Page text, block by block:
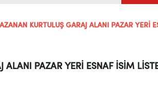
KURTULUŞ GARAJ ALANI PAZAR YERİ
PAZAR YERİ ESNAF İSİM